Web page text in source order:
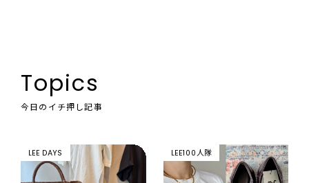
Topics
今日のイチ押し記事
LEE DAYS LEE100人隊